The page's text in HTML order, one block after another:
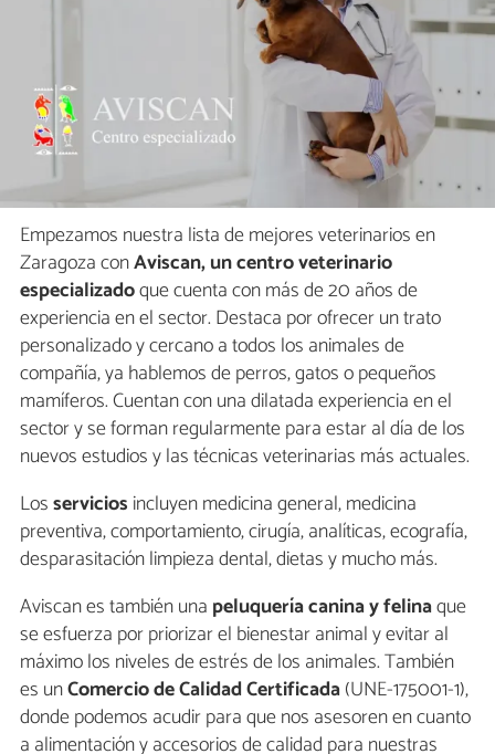
Empezamos nuestra lista de mejores veterinarios en
Zaragoza conAviscan, un centro veterinario
especializadoque cuenta con más de 20 años de
experiencia en el sector. Destaca por ofrecer un trato
personalizado y cercano a todos los animales de
compañía, ya hablemos de perros, gatos o pequeños
mamíferos. Cuentan con una dilatada experiencia en el
sector y se forman regularmente para estar al día de los
nuevos estudios y las técnicas veterinarias más actuales.
Losservicios incluyen medicina general, medicina
preventiva, comportamiento, cirugía, analíticas, ecografía,
desparasitación limpieza dental, dietas y mucho más.
Aviscan es también una peluquería canina y felinaque
se esfuerza por priorizar el bienestar animal y evitar al
máximo los niveles de estrés de los animales. También
es unComercio de Calidad Certificada(UNE-175001-1),
donde podemos acudir para que nos asesoren en cuanto
a alimentación y accesorios de calidad para nuestras